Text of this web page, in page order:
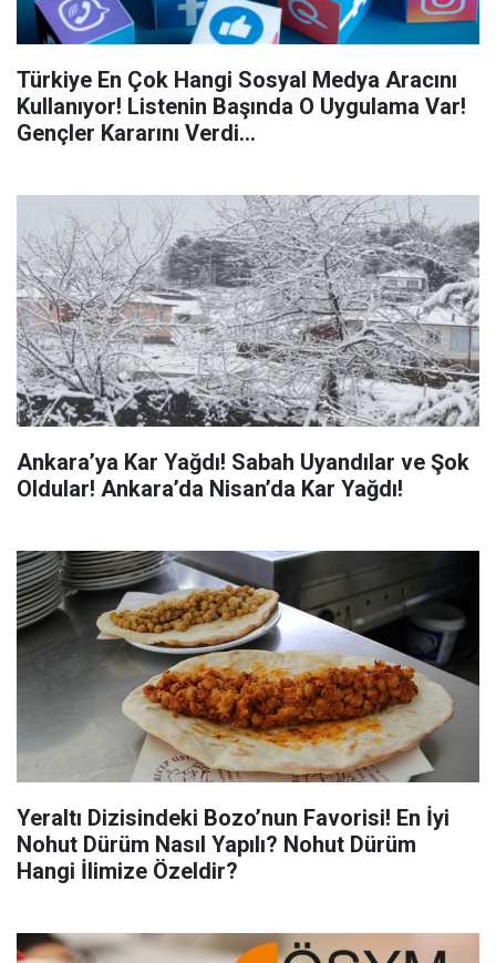
Türkiye En Çok Hangi Sosyal Medya Aracını
Kullanıyor! Listenin Başında O Uygulama Var!
Gençler Kararını Verdi...
Ankara’ya Kar Yağdı! Sabah Uyandılar ve Şok
Oldular! Ankara’da Nisan’da Kar Yağdı!
Yeraltı Dizisindeki Bozo’nun Favorisi! En İyi
Nohut Dürüm Nasıl Yapılı? Nohut Dürüm
Hangi İlimize Özeldir?